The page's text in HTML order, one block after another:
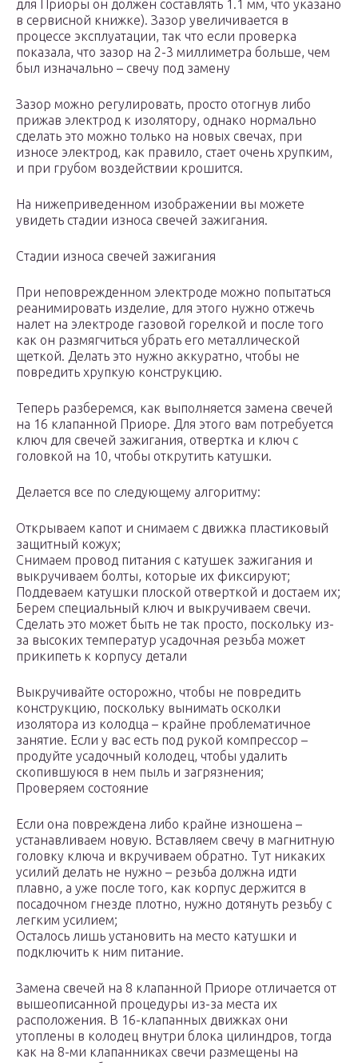
для Приоры он должен составлять 1.1 мм, что указано
в сервисной книжке). Зазор увеличивается в
процессе эксплуатации, так что если проверка
показала, что зазор на 2-3 миллиметра больше, чем
был изначально – свечу под замену
Зазор можно регулировать, просто отогнув либо
прижав электрод к изолятору, однако нормально
сделать это можно только на новых свечах, при
износе электрод, как правило, стает очень хрупким,
и при грубом воздействии крошится.
На нижеприведенном изображении вы можете
увидеть стадии износа свечей зажигания.
Стадии износа свечей зажигания
При неповрежденном электроде можно попытаться
реанимировать изделие, для этого нужно отжечь
налет на электроде газовой горелкой и после того
как он размягчиться убрать его металлической
щеткой. Делать это нужно аккуратно, чтобы не
повредить хрупкую конструкцию.
Теперь разберемся, как выполняется замена свечей
на 16 клапанной Приоре. Для этого вам потребуется
ключ для свечей зажигания, отвертка и ключ с
головкой на 10, чтобы открутить катушки.
Делается все по следующему алгоритму:
Открываем капот и снимаем с движка пластиковый
защитный кожух;
Снимаем провод питания с катушек зажигания и
выкручиваем болты, которые их фиксируют;
Поддеваем катушки плоской отверткой и достаем их;
Берем специальный ключ и выкручиваем свечи.
Сделать это может быть не так просто, поскольку из-
за высоких температур усадочная резьба может
прикипеть к корпусу детали
Выкручивайте осторожно, чтобы не повредить
конструкцию, поскольку вынимать осколки
изолятора из колодца – крайне проблематичное
занятие. Если у вас есть под рукой компрессор –
продуйте усадочный колодец, чтобы удалить
скопившуюся в нем пыль и загрязнения;
Проверяем состояние
Если она повреждена либо крайне изношена –
устанавливаем новую. Вставляем свечу в магнитную
головку ключа и вкручиваем обратно. Тут никаких
усилий делать не нужно – резьба должна идти
плавно, а уже после того, как корпус держится в
посадочном гнезде плотно, нужно дотянуть резьбу с
легким усилием;
Осталось лишь установить на место катушки и
подключить к ним питание.
Замена свечей на 8 клапанной Приоре отличается от
вышеописанной процедуры из-за места их
расположения. В 16-клапанных движках они
утоплены в колодец внутри блока цилиндров, тогда
как на 8-ми клапанниках свечи размещены на